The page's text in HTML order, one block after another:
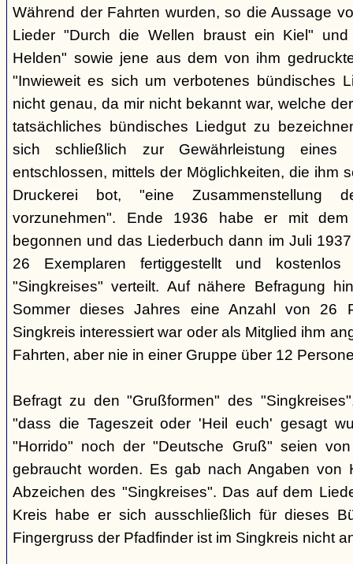
Während der Fahrten wurden, so die Aussage
Lieder "Durch die Wellen braust ein Kiel"
Helden" sowie jene aus dem von ihm
"Inwieweit es sich um verbotenes bündisches
nicht genau, da mir nicht bekannt war, welche
tatsächliches bündisches Liedgut zu
sich schließlich zur Gewährleistung eines
entschlossen, mittels der Möglichkeiten, die ihm
Druckerei bot, "eine Zusammenstellung
vorzunehmen". Ende 1936 habe er mit
begonnen und das Liederbuch dann im Juli
26 Exemplaren fertiggestellt und
"Singkreises" verteilt. Auf nähere Befragung
Sommer dieses Jahres eine Anzahl von 26
Singkreis interessiert war oder als Mitglied ihm
Fahrten, aber nie in einer Gruppe über 12
Befragt zu den "Grußformen" des
"dass die Tageszeit oder 'Heil euch' gesagt
"Horrido" noch der "Deutsche Gruß" seien
gebraucht worden. Es gab nach Angaben von
Abzeichen des "Singkreises". Das auf dem
Kreis habe er sich ausschließlich für dieses
Fingergruss der Pfadfinder ist im Singkreis nicht